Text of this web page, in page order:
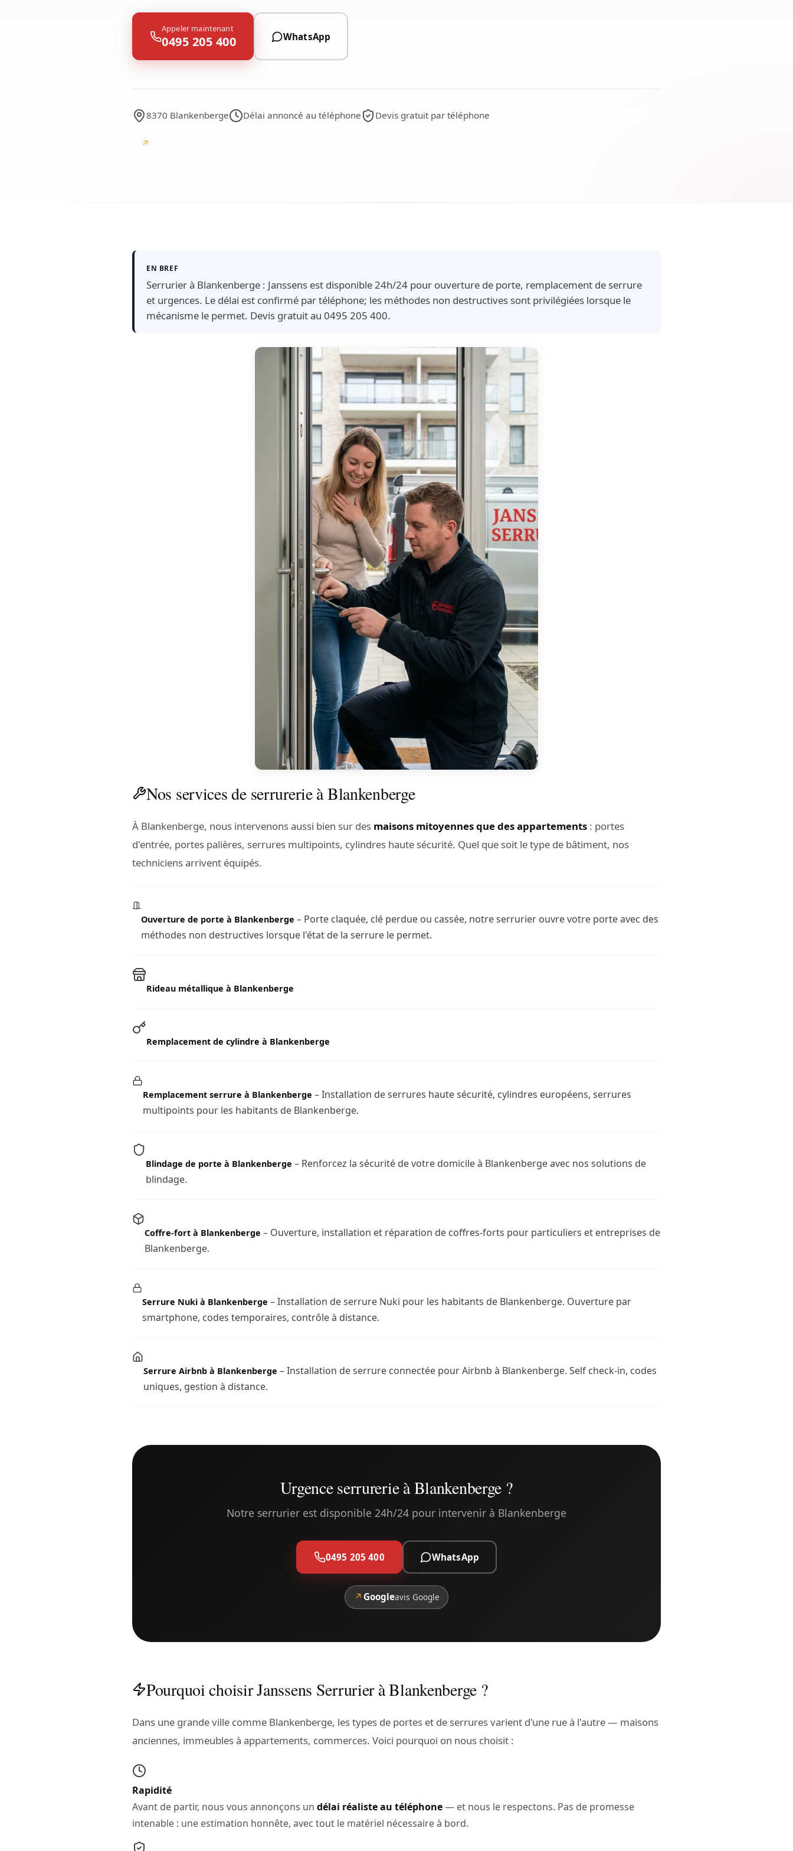
Appeler maintenant
0495 205 400 WhatsApp
8370 Blankenberge Délai annoncé au téléphone Devis gratuit par téléphone
↗
EN BREF
Serrurier à Blankenberge : Janssens est disponible 24h/24 pour ouverture de porte, remplacement de serrure
et urgences. Le délai est confirmé par téléphone; les méthodes non destructives sont privilégiées lorsque le
mécanisme le permet. Devis gratuit au 0495 205 400.
Nos services de serrurerie à Blankenberge
À Blankenberge, nous intervenons aussi bien sur des maisons mitoyennes que des appartements : portes
d'entrée, portes palières, serrures multipoints, cylindres haute sécurité. Quel que soit le type de bâtiment, nos
techniciens arrivent équipés.
Ouverture de porte à Blankenberge – Porte claquée, clé perdue ou cassée, notre serrurier ouvre votre porte avec des
méthodes non destructives lorsque l'état de la serrure le permet.
Rideau métallique à Blankenberge
Remplacement de cylindre à Blankenberge
Remplacement serrure à Blankenberge – Installation de serrures haute sécurité, cylindres européens, serrures
multipoints pour les habitants de Blankenberge.
Blindage de porte à Blankenberge – Renforcez la sécurité de votre domicile à Blankenberge avec nos solutions de
blindage.
Coffre-fort à Blankenberge – Ouverture, installation et réparation de coffres-forts pour particuliers et entreprises de
Blankenberge.
Serrure Nuki à Blankenberge – Installation de serrure Nuki pour les habitants de Blankenberge. Ouverture par
smartphone, codes temporaires, contrôle à distance.
Serrure Airbnb à Blankenberge – Installation de serrure connectée pour Airbnb à Blankenberge. Self check-in, codes
uniques, gestion à distance.
Urgence serrurerie à Blankenberge ?
Notre serrurier est disponible 24h/24 pour intervenir à Blankenberge
0495 205 400 WhatsApp
↗ Googleavis Google
Pourquoi choisir Janssens Serrurier à Blankenberge ?
Dans une grande ville comme Blankenberge, les types de portes et de serrures varient d'une rue à l'autre — maisons
anciennes, immeubles à appartements, commerces. Voici pourquoi on nous choisit :
Rapidité
Avant de partir, nous vous annonçons un délai réaliste au téléphone— et nous le respectons. Pas de promesse
intenable : une estimation honnête, avec tout le matériel nécessaire à bord.